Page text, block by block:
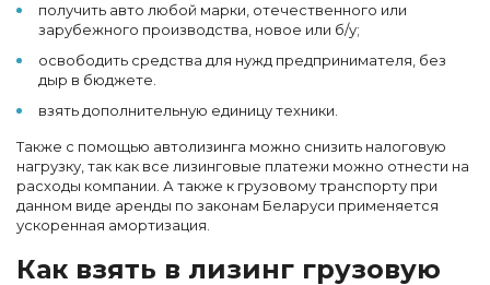
получить авто любой марки, отечественного или
зарубежного производства, новое или б/у;
освободить средства для нужд предпринимателя, без
дыр в бюджете.
взять дополнительную единицу техники.
Также с помощью автолизинга можно снизить налоговую
нагрузку, так как все лизинговые платежи можно отнести на
расходы компании. А также к грузовому транспорту при
данном виде аренды по законам Беларуси применяется
ускоренная амортизация.
Как взять в лизинг грузовую